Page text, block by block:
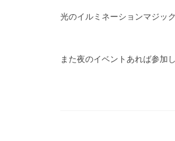
光のイルミネーションマジッ
また夜のイベントあれば参加